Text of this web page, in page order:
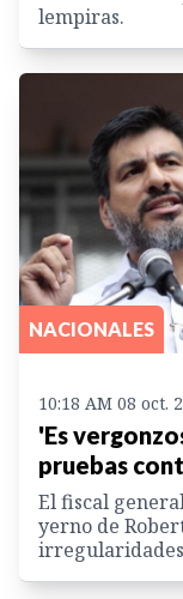
lempiras.
NACIONALES
10:18 AM 08 oct.
'Es
pruebas
El fiscal
yerno de